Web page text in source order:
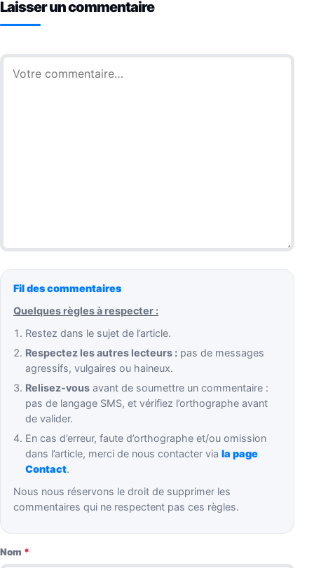
Laisser un commentaire
Commentaire
Fil des commentaires
Quelques règles à respecter :
Restez dans le sujet de l’article.
Respectez les autres lecteurs : pas de messages
agressifs, vulgaires ou haineux.
Relisez-vous avant de soumettre un commentaire :
pas de langage SMS, et vérifiez l’orthographe avant
de valider.
En cas d’erreur, faute d’orthographe et/ou omission
dans l’article, merci de nous contacter viala page
Contact.
Nous nous réservons le droit de supprimer les
commentaires qui ne respectent pas ces règles.
Nom *